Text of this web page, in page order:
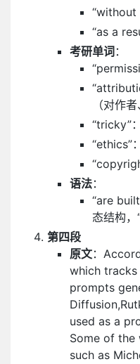
“without
“as a
考研单词 ：
（对作
“tricky”
“ethics”
语法：
“are
态结构，
第四段
原文：
which tracks
prompts
used as a
Some of the
such as